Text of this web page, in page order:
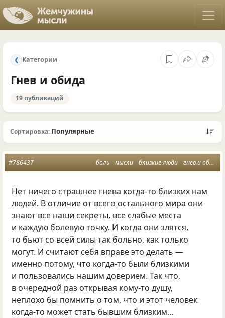
❮ Категории
Гнев и обида
19 публикаций
Сортировка: Популярные
боль мысли близкие люди гнев и обида
#786437
Нет ничего страшнее гнева когда-то близких нам
людей. В отличие от всего остального мира они
знают все наши секреты, все слабые места
и каждую болевую точку. И когда они злятся,
то бьют со всей силы так больно, как только
могут. И считают себя вправе это делать —
именно потому, что когда-то были близкими
и пользовались нашим доверием. Так что,
в очередной раз открывая кому-то душу,
неплохо бы помнить о том, что и этот человек
когда-то может стать бывшим близким…